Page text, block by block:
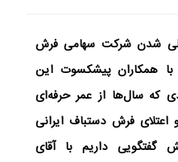
شدن شرکت سهامی فرش
با همکاران پیشکسوت این
که سال‌ها از عمر حرفه‌ای
فرش دستباف ایرانی
گفتگویی داریم با آقای